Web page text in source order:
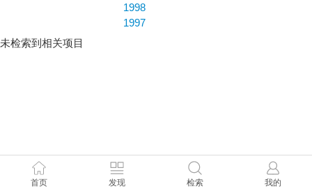
1998
1997
未检索到相关项目
首页 发现 检索 我的